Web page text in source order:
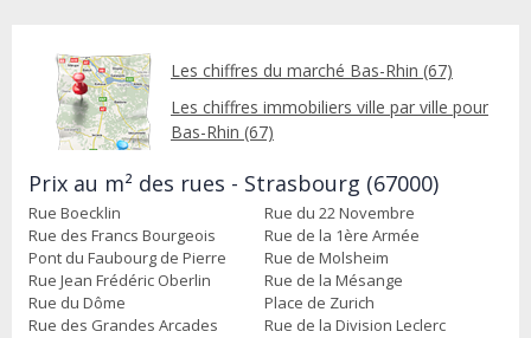
Les chiffres du marché Bas-Rhin (67)
Les chiffres immobiliers ville par ville pour
Bas-Rhin (67)
Prix au m² des rues - Strasbourg (67000)
Rue Boecklin
Rue du 22 Novembre
Rue des Francs Bourgeois
Rue de la 1ère Armée
Pont du Faubourg de Pierre
Rue de Molsheim
Rue Jean Frédéric Oberlin
Rue de la Mésange
Rue du Dôme
Place de Zurich
Rue des Grandes Arcades
Rue de la Division Leclerc